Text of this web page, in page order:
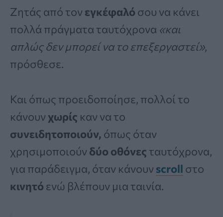
Ζητάς από τον εγκέφαλό σου να κάνει
πολλά πράγματα ταυτόχρονα «και
απλώς δεν μπορεί να το επεξεργαστεί»,
πρόσθεσε.
Και όπως προειδοποίησε, πολλοί το
κάνουν χωρίς καν να το
συνειδητοποιούν, όπως όταν
χρησιμοποιούν δύο οθόνες ταυτόχρονα,
για παράδειγμα, όταν κάνουν scroll στο
κινητό ενώ βλέπουν μια ταινία.